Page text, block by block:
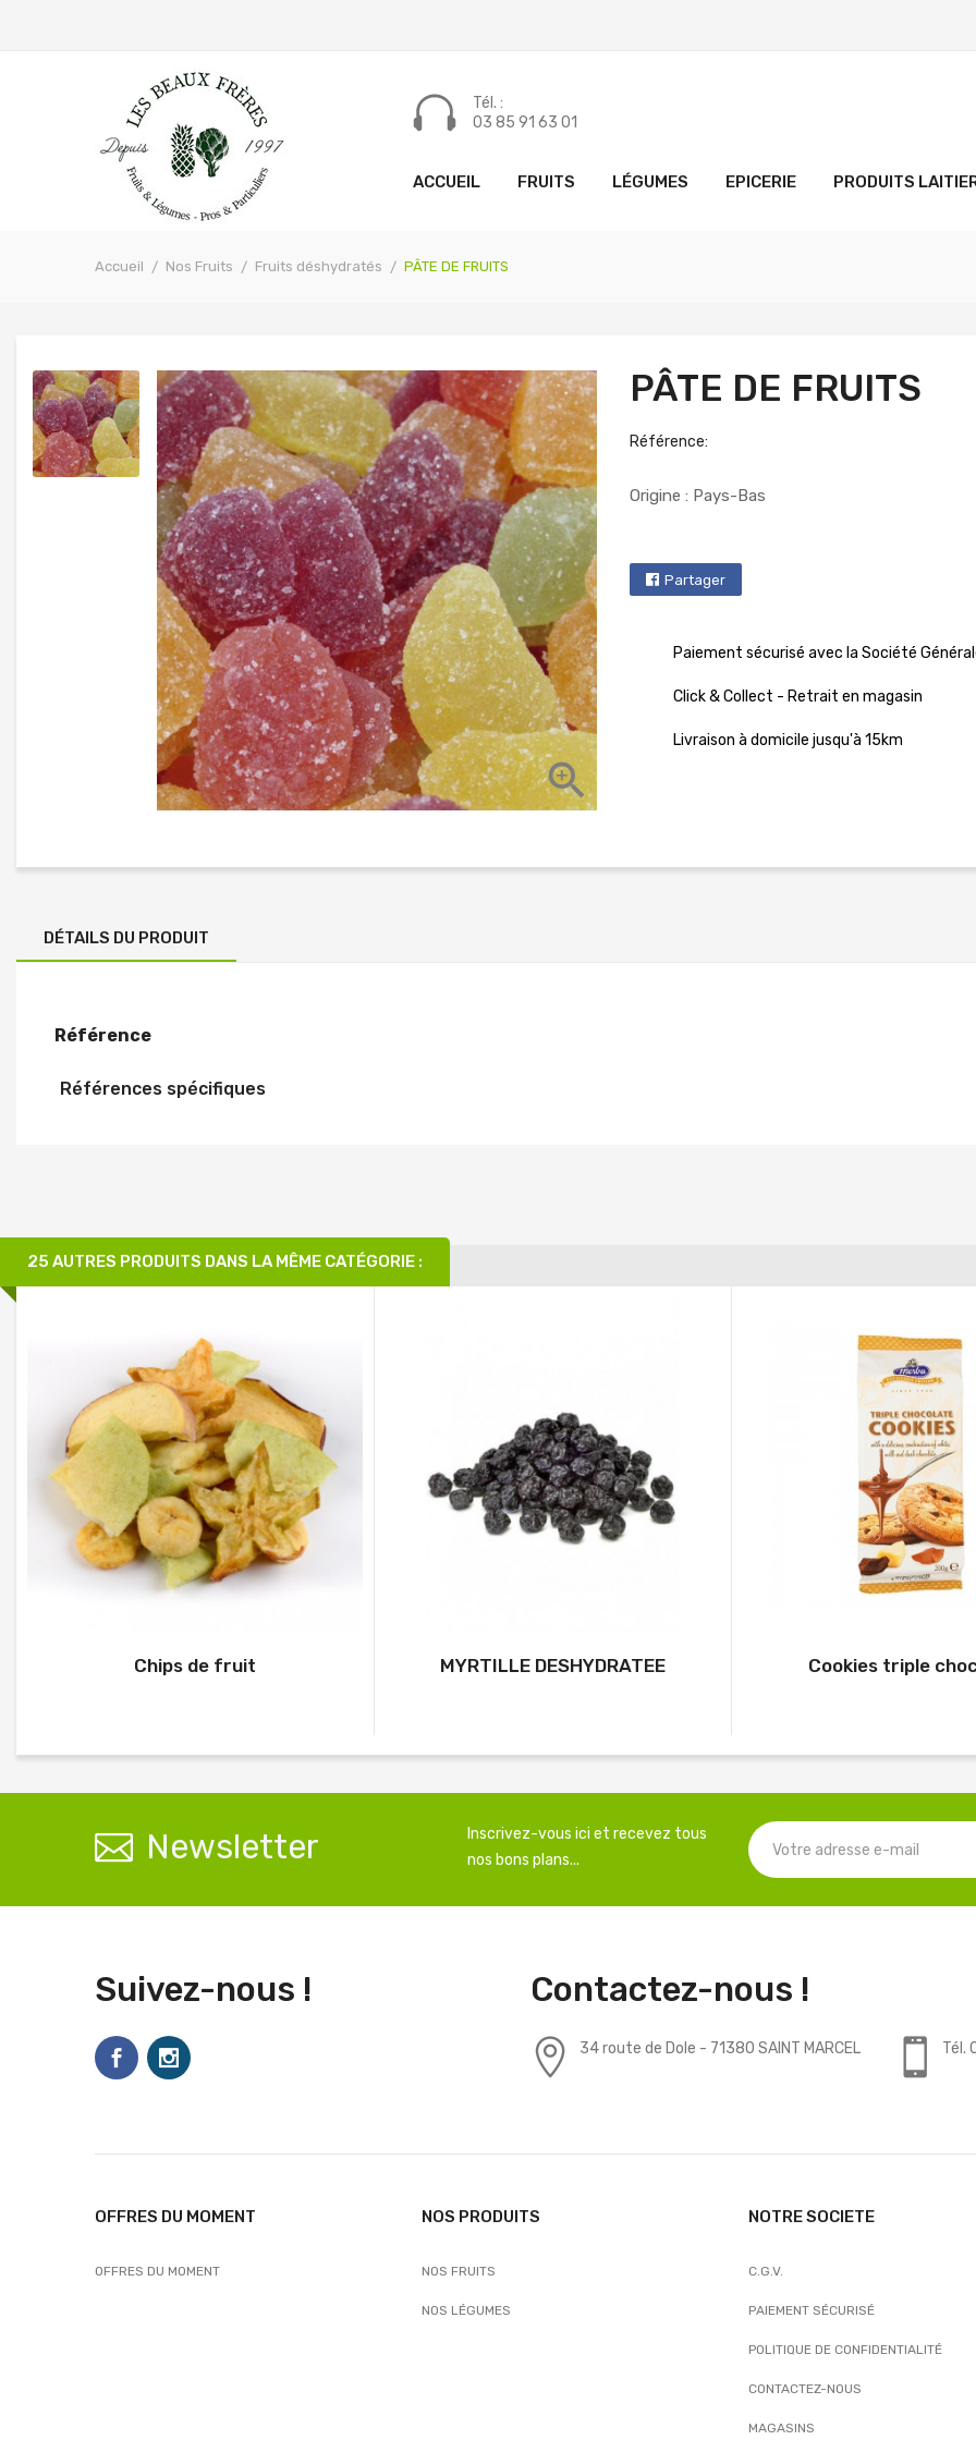
Tél. :
03 85 91 63 01
ACCUEIL FRUITS LÉGUMES EPICERIE PRODUITS
Accueil Nos Fruits Fruits déshydratés PÂTE DE FRUITS

PÂTE DE FRUITS
Référence:
Origine : Pays-Bas
Partager
Paiement sécurisé avec la Société
Click & Collect - Retrait en magasin
Livraison à domicile jusqu'à 15km
DÉTAILS DU PRODUIT
Référence
Références spécifiques
25 AUTRES PRODUITS DANS LA MÊME CATÉGORIE :
Chips de fruit MYRTILLE DESHYDRATEE Cookies triple
Newsletter
Inscrivez-vous ici et recevez tous
nos bons plans...
Suivez-nous ! Contactez-nous !
34 route de Dole - 71380 SAINT MARCEL Tél.
OFFRES DU MOMENT
OFFRES DU MOMENT
NOS PRODUITS
NOS FRUITS
NOS LÉGUMES
NOTRE SOCIETE
C.G.V.
PAIEMENT SÉCURISÉ
POLITIQUE DE CONFIDENTIALITÉ
CONTACTEZ-NOUS
MAGASINS